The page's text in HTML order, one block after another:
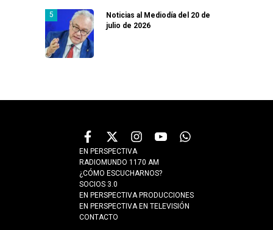
Noticias al Mediodía del 20 de
julio de 2026
EN PERSPECTIVA
RADIOMUNDO 1170 AM
¿CÓMO ESCUCHARNOS?
SOCIOS 3.0
EN PERSPECTIVA PRODUCCIONES
EN PERSPECTIVA EN TELEVISIÓN
CONTACTO